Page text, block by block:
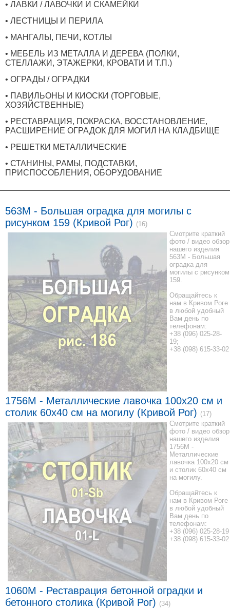
• ЛАВКИ / ЛАВОЧКИ И СКАМЕЙКИ
• ЛЕСТНИЦЫ И ПЕРИЛА
• МАНГАЛЫ, ПЕЧИ, КОТЛЫ
• МЕБЕЛЬ ИЗ МЕТАЛЛА И ДЕРЕВА (ПОЛКИ,
СТЕЛЛАЖИ, ЭТАЖЕРКИ, КРОВАТИ И Т.П.)
• ОГРАДЫ / ОГРАДКИ
• ПАВИЛЬОНЫ И КИОСКИ (ТОРГОВЫЕ,
ХОЗЯЙСТВЕННЫЕ)
• РЕСТАВРАЦИЯ, ПОКРАСКА, ВОССТАНОВЛЕНИЕ,
РАСШИРЕНИЕ ОГРАДОК ДЛЯ МОГИЛ НА КЛАДБИЩЕ
• РЕШЕТКИ МЕТАЛЛИЧЕСКИЕ
• СТАНИНЫ, РАМЫ, ПОДСТАВКИ,
ПРИСПОСОБЛЕНИЯ, ОБОРУДОВАНИЕ
563M - Большая оградка для могилы с
рисунком 159 (Кривой Рог) (16)
Смотрите краткий
фото / видео обзор
нашего изделия
563M - Большая
оградка для
могилы с рисунком
159.
Обращайтесь к
нам в Кривом Роге
в любой удобный
Вам день по
телефонам:
+38 (096) 025-28-
19;
+38 (098) 615-33-02
1756M - Металлические лавочка 100x20 см и
столик 60x40 см на могилу (Кривой Рог) (17)
Смотрите краткий
фото / видео обзор
нашего изделия
1756M -
Металлические
лавочка 100x20 см
и столик 60x40 см
на могилу.
Обращайтесь к
нам в Кривом Роге
в любой удобный
Вам день по
телефонам:
+38 (096) 025-28-19
+38 (098) 615-33-02
1060M - Реставрация бетонной оградки и
бетонного столика (Кривой Рог) (34)